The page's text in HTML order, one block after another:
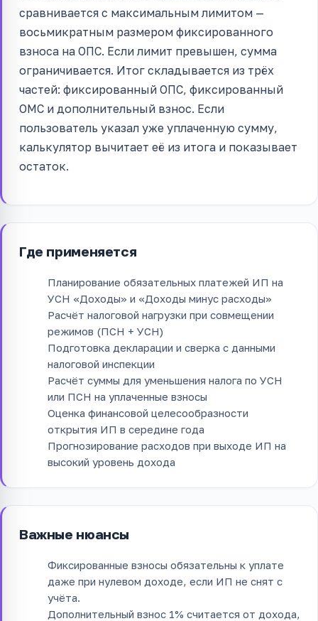
сравнивается с максимальным лимитом —
восьмикратным размером фиксированного
взноса на ОПС. Если лимит превышен, сумма
ограничивается. Итог складывается из трёх
частей: фиксированный ОПС, фиксированный
ОМС и дополнительный взнос. Если
пользователь указал уже уплаченную сумму,
калькулятор вычитает её из итога и показывает
остаток.
Где применяется
Планирование обязательных платежей ИП на
УСН «Доходы» и «Доходы минус расходы»
Расчёт налоговой нагрузки при совмещении
режимов (ПСН + УСН)
Подготовка декларации и сверка с данными
налоговой инспекции
Расчёт суммы для уменьшения налога по УСН
или ПСН на уплаченные взносы
Оценка финансовой целесообразности
открытия ИП в середине года
Прогнозирование расходов при выходе ИП на
высокий уровень дохода
Важные нюансы
Фиксированные взносы обязательны к уплате
даже при нулевом доходе, если ИП не снят с
учёта.
Дополнительный взнос 1% считается от дохода,